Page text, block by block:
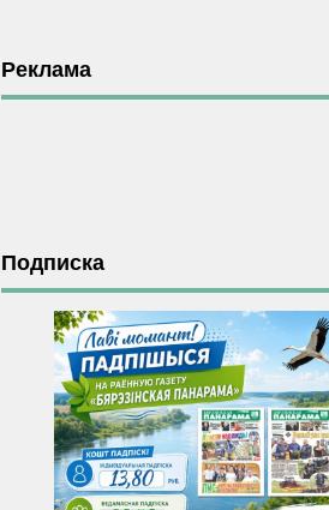
Реклама
Подписка